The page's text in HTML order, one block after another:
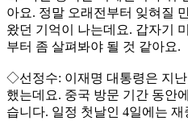
아요. 정말 오래전부터 잊혀질
왔던 기억이 나는데요. 갑자기
부터 좀 살펴봐야 될 것 같아요.
◇선정수: 이재명 대통령은 지
했는데요. 중국 방문 기간 동안
습니다. 일정 첫날인 4일에는